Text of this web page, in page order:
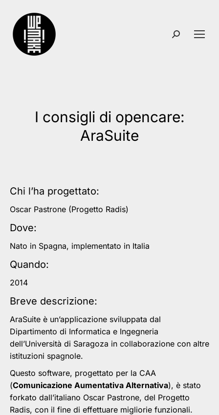
Search:
I consigli di opencare:
AraSuite
You are here:
Chi l’ha progettato:
Oscar Pastrone (Progetto Radis)
Dove:
Nato in Spagna, implementato in Italia
Quando:
2014
Breve descrizione:
AraSuite è un’applicazione sviluppata dal
Dipartimento di Informatica e Ingegneria
dell’Università di Saragoza in collaborazione con altre
istituzioni spagnole.
Questo software, progettato per la CAA
(Comunicazione Aumentativa Alternativa), è stato
forkato dall’italiano Oscar Pastrone, del Progetto
Radis, con il fine di effettuare migliorie funzionali.